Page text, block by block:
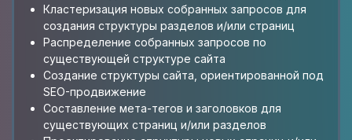
Кластеризация новых собранных запросов для
создания структуры разделов и/или страниц
Распределение собранных запросов по
существующей структуре сайта
Создание структуры сайта, ориентированной под
SEO-продвижение
Составление мета-тегов и заголовков для
существующих страниц и/или разделов